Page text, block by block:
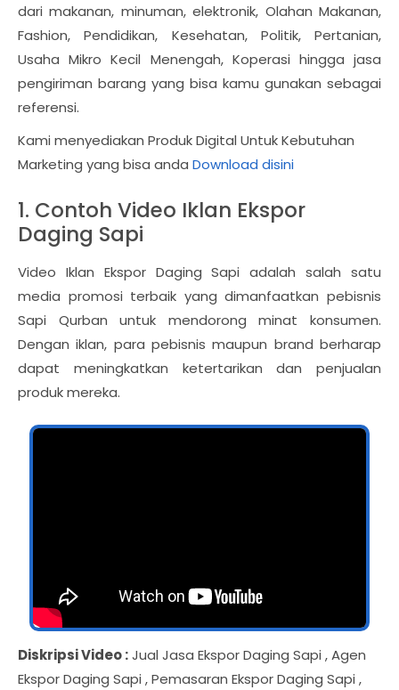
dari makanan, minuman, elektronik, Olahan Makanan,
Fashion, Pendidikan, Kesehatan, Politik, Pertanian,
Usaha Mikro Kecil Menengah, Koperasi hingga jasa
pengiriman barang yang bisa kamu gunakan sebagai
referensi.
Kami menyediakan Produk Digital Untuk Kebutuhan
Marketing yang bisa anda Download disini
1. Contoh Video Iklan Ekspor
Daging Sapi
Video Iklan Ekspor Daging Sapi adalah salah satu
media promosi terbaik yang dimanfaatkan pebisnis
Sapi Qurban untuk mendorong minat konsumen.
Dengan iklan, para pebisnis maupun brand berharap
dapat meningkatkan ketertarikan dan penjualan
produk mereka.
Diskripsi Video :Jual Jasa Ekspor Daging Sapi , Agen
Ekspor Daging Sapi , Pemasaran Ekspor Daging Sapi ,